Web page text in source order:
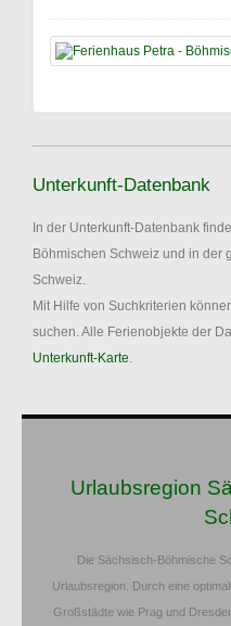
Unterkunft-Datenbank
In der Unterkunft-Datenbank
Böhmischen Schweiz und in der
Schweiz.
Mit Hilfe von Suchkriterien
suchen. Alle Ferienobjekte der
Unterkunft-Karte.
Urlaubsregion
Die Sächsisch-Böhmische
Urlaubsregion. Durch eine
Großstädte wie Prag und